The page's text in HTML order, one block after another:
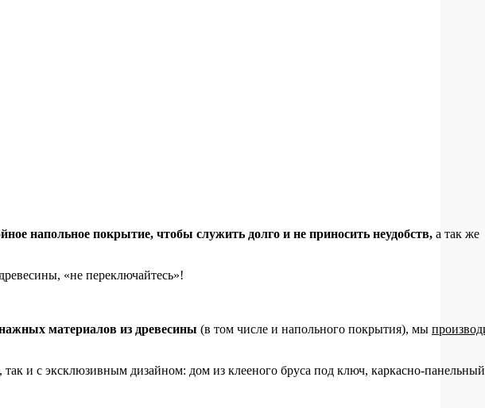
напольное покрытие, чтобы служить долго и не приносить неудобств, а так же
«не переключайтесь»!
материалов из древесины (в том числе и напольного покрытия), мы
, так и с эксклюзивным дизайном: дом из клееного бруса под ключ, каркасно-